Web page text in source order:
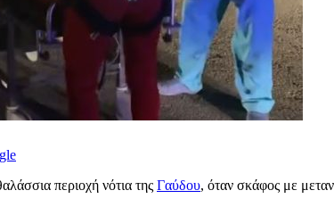
περιοχή νότια της Γαύδου, όταν σκάφος με